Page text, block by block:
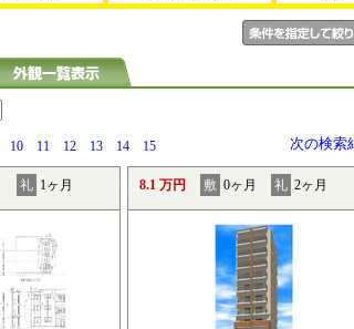
10 11 12 13 14 15 次の検索
礼 1ヶ月 8.1 万円 敷 0ヶ月 礼 2ヶ月